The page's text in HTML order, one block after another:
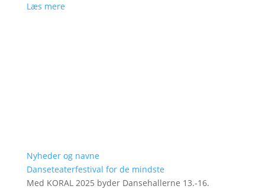
Læs mere
Nyheder og navne
Danseteaterfestival for de mindste
Med KORAL 2025 byder Dansehallerne 13.-16.